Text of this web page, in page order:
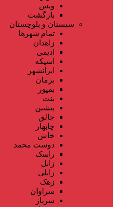
ویس
بازگشت
سیستان و بلوچستان
تمام شهر‌ها
زاهدان
ادیمی
اسپکه
ایرانشهر
بزمان
بمپور
بنت
پیشین
جالق
چابهار
خاش
دوست محمد
راسک
زابل
زابلی
زهک
سراوان
سرباز